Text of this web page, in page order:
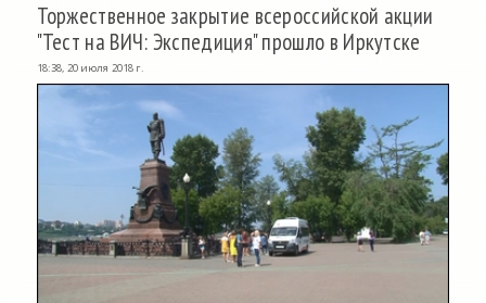
Торжественное закрытие всероссийской акции
"Тест на ВИЧ: Экспедиция" прошло в Иркутске
18:38, 20 июля 2018 г.